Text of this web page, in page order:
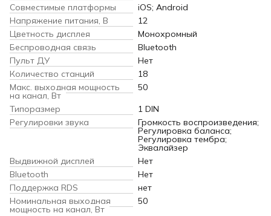
Совместимые платформы
iOS; Android
Напряжение питания, В
12
Цветность дисплея
Монохромный
Беспроводная связь
Bluetooth
Пульт ДУ
Нет
Количество станций
18
Макс. выходная мощность
на канал, Вт
50
Типоразмер
1 DIN
Регулировки звука
Громкость воспроизведения;
Регулировка баланса;
Регулировка тембра;
Эквалайзер
Выдвижной дисплей
Нет
Bluetooth
Нет
Поддержка RDS
нет
Номинальная выходная
мощность на канал, Вт
50